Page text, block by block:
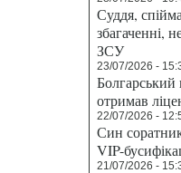
Суддя,
збагаченні,
ЗСУ
23/07/2026 -
Болгарський
отримав
22/07/2026 -
Син
VIP-
21/07/2026 -